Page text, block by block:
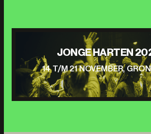
JONGE HARTEN
14 T/M 21 NOVEMBER,